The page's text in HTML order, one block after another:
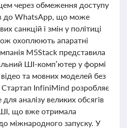
через обмеження доступу
до WhatsApp, що може
санкцій і змін у політиці
охоплюють апаратні
M5Stack представила
ШІ-комп’ютер у формі
та мовних моделей без
InfiniMind розробляє
аналізу великих обсягів
ШІ, що вже отримала
до міжнародного запуску. У